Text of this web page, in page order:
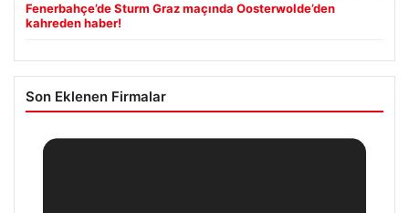
Fenerbahçe’de Sturm Graz maçında Oosterwolde’den
kahreden haber!
Son Eklenen Firmalar